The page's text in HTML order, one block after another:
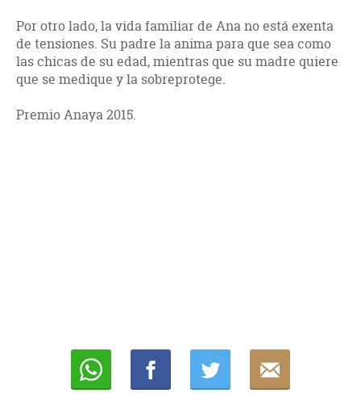
Por otro lado, la vida familiar de Ana no está exenta
de tensiones. Su padre la anima para que sea como
las chicas de su edad, mientras que su madre quiere
que se medique y la sobreprotege.
Premio Anaya 2015.